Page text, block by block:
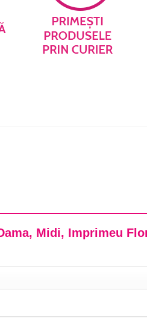
Midi, Imprimeu